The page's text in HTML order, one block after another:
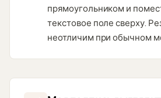
прямоугольником и
текстовое поле сверху.
неотличим при обычном